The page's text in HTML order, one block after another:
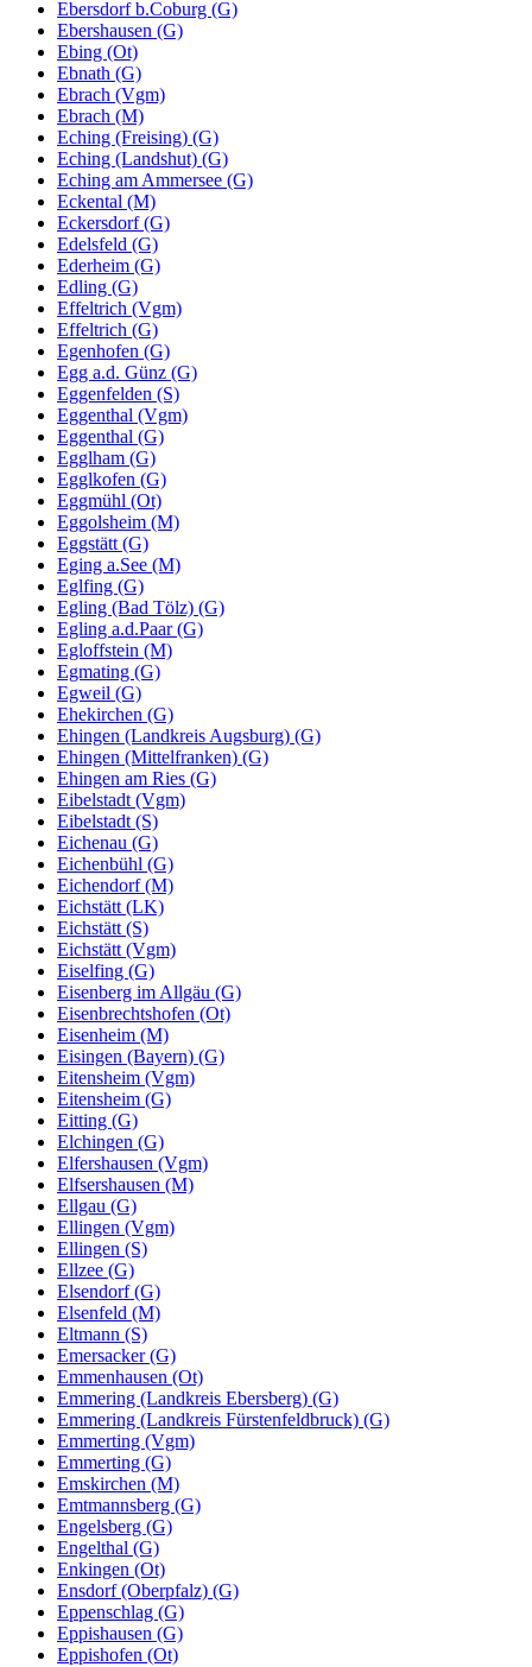
Ebersdorf b.Coburg (G)
Ebershausen (G)
Ebing (Ot)
Ebnath (G)
Ebrach (Vgm)
Ebrach (M)
Eching (Freising) (G)
Eching (Landshut) (G)
Eching am Ammersee (G)
Eckental (M)
Eckersdorf (G)
Edelsfeld (G)
Ederheim (G)
Edling (G)
Effeltrich (Vgm)
Effeltrich (G)
Egenhofen (G)
Egg a.d. Günz (G)
Eggenfelden (S)
Eggenthal (Vgm)
Eggenthal (G)
Egglham (G)
Egglkofen (G)
Eggmühl (Ot)
Eggolsheim (M)
Eggstätt (G)
Eging a.See (M)
Eglfing (G)
Egling (Bad Tölz) (G)
Egling a.d.Paar (G)
Egloffstein (M)
Egmating (G)
Egweil (G)
Ehekirchen (G)
Ehingen (Landkreis Augsburg) (G)
Ehingen (Mittelfranken) (G)
Ehingen am Ries (G)
Eibelstadt (Vgm)
Eibelstadt (S)
Eichenau (G)
Eichenbühl (G)
Eichendorf (M)
Eichstätt (LK)
Eichstätt (S)
Eichstätt (Vgm)
Eiselfing (G)
Eisenberg im Allgäu (G)
Eisenbrechtshofen (Ot)
Eisenheim (M)
Eisingen (Bayern) (G)
Eitensheim (Vgm)
Eitensheim (G)
Eitting (G)
Elchingen (G)
Elfershausen (Vgm)
Elfsershausen (M)
Ellgau (G)
Ellingen (Vgm)
Ellingen (S)
Ellzee (G)
Elsendorf (G)
Elsenfeld (M)
Eltmann (S)
Emersacker (G)
Emmenhausen (Ot)
Emmering (Landkreis Ebersberg) (G)
Emmering (Landkreis Fürstenfeldbruck) (G)
Emmerting (Vgm)
Emmerting (G)
Emskirchen (M)
Emtmannsberg (G)
Engelsberg (G)
Engelthal (G)
Enkingen (Ot)
Ensdorf (Oberpfalz) (G)
Eppenschlag (G)
Eppishausen (G)
Eppishofen (Ot)